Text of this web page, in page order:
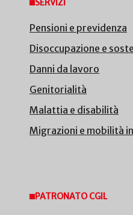
SERVIZI
Pensioni e previdenza
Disoccupazione e
Danni da lavoro
Genitorialità
Malattia e disabilità
Migrazioni e mobilità
PATRONATO CGIL